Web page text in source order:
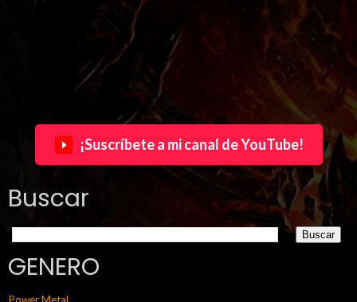
¡Suscríbete a mi canal de YouTube!
Buscar
GENERO